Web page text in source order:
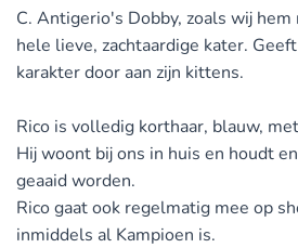
C. Antigerio's Dobby, zoals wij hem
hele lieve, zachtaardige kater.
karakter door aan zijn kittens.
Rico is volledig korthaar, blauw,
Hij woont bij ons in huis en houdt
geaaid worden.
Rico gaat ook regelmatig mee op
inmiddels al Kampioen is.